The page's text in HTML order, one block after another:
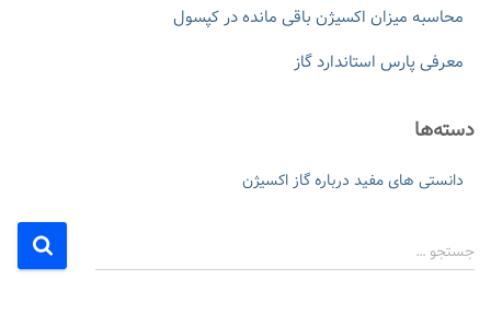
محاسبه میزان اکسیژن باقی مانده در کپسول
معرفی پارس استاندارد گاز
دسته‌ها
دانستی های مفید درباره گاز اکسیژن
س
جستجو …